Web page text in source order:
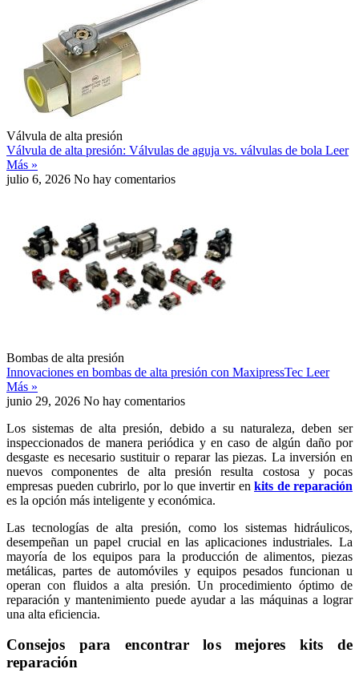
Válvula de alta presión
Válvula de alta presión: Válvulas de aguja vs. válvulas de bola Leer
Más »
julio 6, 2026 No hay comentarios
Bombas de alta presión
Innovaciones en bombas de alta presión con MaxipressTec Leer
Más »
junio 29, 2026 No hay comentarios
Los sistemas de alta presión, debido a su naturaleza, deben ser
inspeccionados de manera periódica y en caso de algún daño por
desgaste es necesario sustituir o reparar las piezas. La inversión en
nuevos componentes de alta presión resulta costosa y pocas
empresas pueden cubrirlo, por lo que invertir en kits de reparación
es la opción más inteligente y económica.
Las tecnologías de alta presión, como los sistemas hidráulicos,
desempeñan un papel crucial en las aplicaciones industriales. La
mayoría de los equipos para la producción de alimentos, piezas
metálicas, partes de automóviles y equipos pesados funcionan u
operan con fluidos a alta presión. Un procedimiento óptimo de
reparación y mantenimiento puede ayudar a las máquinas a lograr
una alta eficiencia.
Consejos para encontrar los mejores kits de
reparación